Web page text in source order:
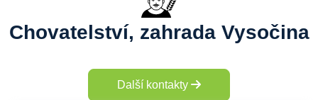
Chovatelství, zahrada Vysočina
Další kontakty